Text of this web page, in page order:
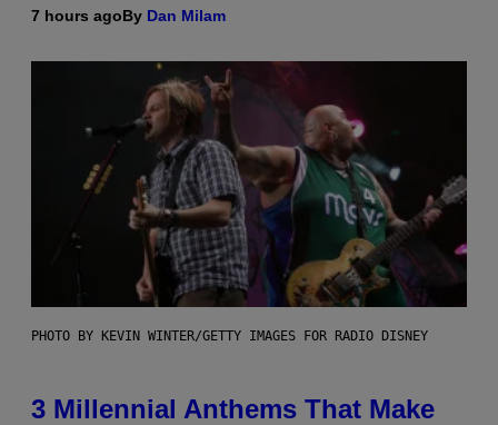
7 hours agoBy Dan Milam
PHOTO BY KEVIN WINTER/GETTY IMAGES FOR RADIO DISNEY
3 Millennial Anthems That Make